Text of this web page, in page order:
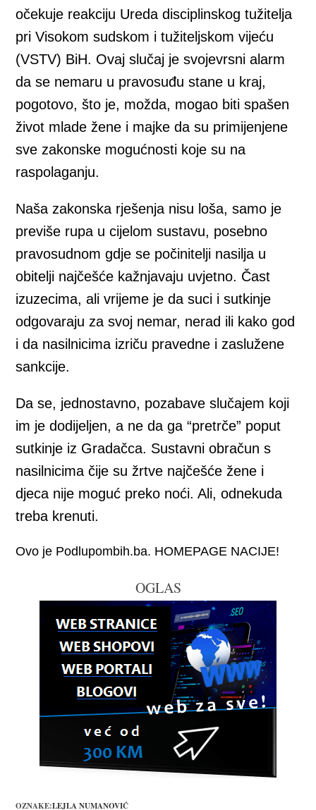
očekuje reakciju Ureda disciplinskog tužitelja
pri Visokom sudskom i tužiteljskom vijeću
(VSTV) BiH. Ovaj slučaj je svojevrsni alarm
da se nemaru u pravosuđu stane u kraj,
pogotovo, što je, možda, mogao biti spašen
život mlade žene i majke da su primijenjene
sve zakonske mogućnosti koje su na
raspolaganju.
Naša zakonska rješenja nisu loša, samo je
previše rupa u cijelom sustavu, posebno
pravosudnom gdje se počinitelji nasilja u
obitelji najčešće kažnjavaju uvjetno. Čast
izuzecima, ali vrijeme je da suci i sutkinje
odgovaraju za svoj nemar, nerad ili kako god
i da nasilnicima izriču pravedne i zaslužene
sankcije.
Da se, jednostavno, pozabave slučajem koji
im je dodijeljen, a ne da ga “pretrče” poput
sutkinje iz Gradačca. Sustavni obračun s
nasilnicima čije su žrtve najčešće žene i
djeca nije moguć preko noći. Ali, odnekuda
treba krenuti.
Ovo je Podlupombih.ba. HOMEPAGE NACIJE!
OGLAS
OZNAKE:LEJLA NUMANOVIĆ